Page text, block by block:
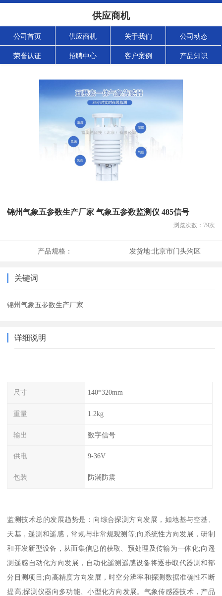
供应商机
公司首页 供应商机 关于我们 公司动态
荣誉认证 招聘中心 客户案例 产品知识
锦州气象五参数生产厂家 气象五参数监测仪 485信号
浏览次数： 79次
产品规格： 发货地:北京市门头沟区
关键词
锦州气象五参数生产厂家
详细说明
尺寸 140*320mm
重量 1.2kg
输出 数字信号
供电 9-36V
包装 防潮防震
监测技术总的发展趋势是：向综合探测方向发展，如地基与空基、
天基，遥测和遥感，常规与非常规观测等;向系统性方向发展，研制
和开发新型设备，从而集信息的获取、预处理及传输为一体化;向遥
测遥感自动化方向发展，自动化遥测遥感设备将逐步取代器测和部
分目测项目;向高精度方向发展，时空分辨率和探测数据准确性不断
提高;探测仪器向多功能、小型化方向发展。气象传感器技术，产品